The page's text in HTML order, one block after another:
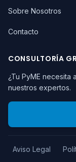
Sobre Nosotros
Contacto
CONSULTORÍA
¿Tu PyME necesita
nuestros expertos.
Aviso Legal